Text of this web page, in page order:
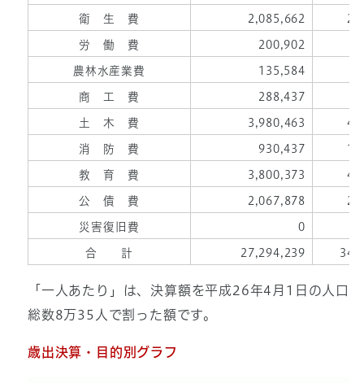
衛 生 費 2,085,662
労 働 費 200,902
農林水産業費 135,584
商 工 費 288,437
土 木 費 3,980,463
消 防 費 930,437
教 育 費 3,800,373
公 債 費 2,067,878
災害復旧費 0
合 計 27,294,239
「一人あたり」は、決算額を平成26年4月1日の人口
総数8万35人で割った額です。
歳出決算・目的別グラフ